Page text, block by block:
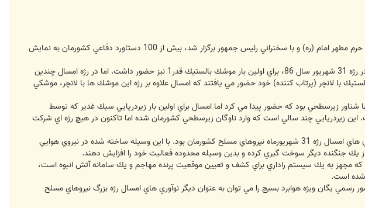
به گزارش خبرنگار دفاعي خبرگزاري فارس، در اين رژه كه از ساعت 7 صبح روز يكشنبه در جوار حرم مطهر امام (ره) و با سخنراني رئيس جمهور برگزار شد، بيش از 100 دستاورد دفاعي كشورمان به نمايش
1- در رژه سال هاي گذشته همواره يك موشك شهاب 3 به نمايش گذاشته مي شد كه البته در رژه 31 شهريور سال 86، براي اولين بار موشك بالستيك قدر1 نيز حضور داشت. اما در رژه امسال چندين
هاي بالستيك با لانچر (پرتاب كننده) خود حضور مي يافتند كه امسال علاوه بر رژه اين موشك ها با لانچر، موشكي
نمايش تجهيزات دريايي رژه سالهاي گذشته، زيردريايي مرطوب السابحات 15 تنها شناور زيرسطحي بود كه حضور پيدا مي كرد اما امسال براي اولين بار زيردريايي سبك غدير كه توسط
زيردريايي چند سالي است كه وارد ناوگان زيرسطحي كشورمان شده اما تاكنون در هيچ رژه اي شركت
3- پاد سوخت رساني هوايي از هواپيماي شكاري به شكاري در حال پرواز، از جمله ديگر نوآوري هاي امسال رژه 31 شهريورماه نيروهاي مسلح كشورمان بود. با اين وسيله ساخته شده در نيروي هوايي
جنگنده ديگر سوخت گيري كرده و بدين وسيله محدوده فعاليت خود را افزايش دهند.
كه مجهز به يك سيستم راداري براي كشف و تعيين موقعيت پرنده مهاجم و يك سامانه آتش انبوه است،
شده است.
رسمي يگان ويژه هوابرد بسيج را مي توان به عنوان ديگر نوآوري هاي امسال رژه بزرگ نيروهاي مسلح